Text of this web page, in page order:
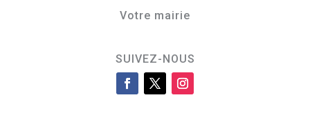
Votre mairie
SUIVEZ-NOUS